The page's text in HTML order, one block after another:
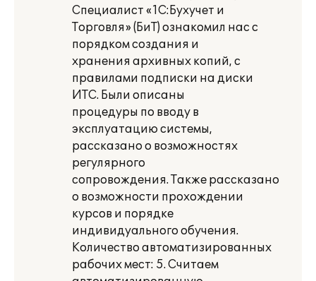
Специалист «1С:Бухучет и
Торговля» (БиТ) ознакомил нас с
порядком создания и
хранения архивных копий, с
правилами подписки на диски
ИТС. Были описаны
процедуры по вводу в
эксплуатацию системы,
рассказано о возможностях
регулярного
сопровождения. Также рассказано
о возможности прохождении
курсов и порядке
индивидуального обучения.
Количество автоматизированных
рабочих мест: 5. Считаем